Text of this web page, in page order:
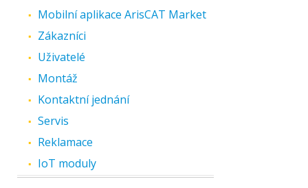
Mobilní aplikace ArisCAT Market
Zákazníci
Uživatelé
Montáž
Kontaktní jednání
Servis
Reklamace
IoT moduly